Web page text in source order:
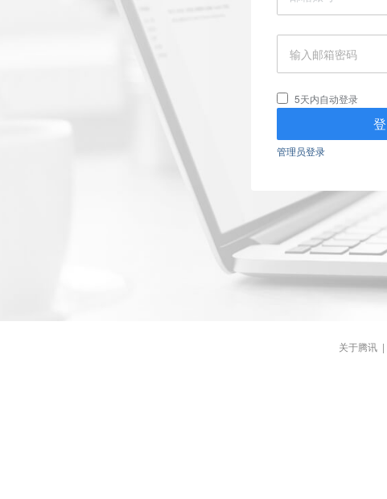
5天内自动登录
管理员登录
关于腾讯 |